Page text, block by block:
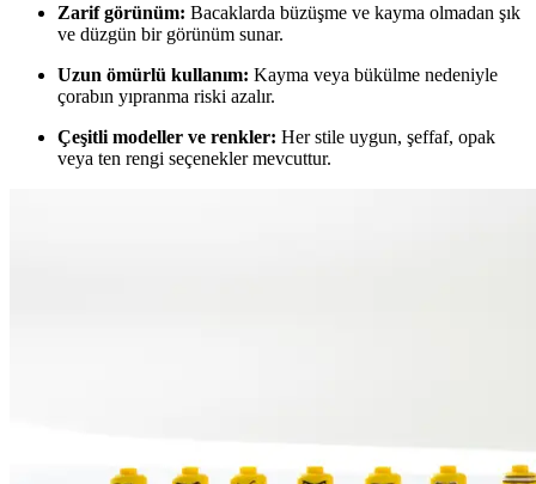
Zarif görünüm: Bacaklarda büzüşme ve kayma olmadan şık
ve düzgün bir görünüm sunar.
Uzun ömürlü kullanım: Kayma veya bükülme nedeniyle
çorabın yıpranma riski azalır.
Çeşitli modeller ve renkler: Her stile uygun, şeffaf, opak
veya ten rengi seçenekler mevcuttur.